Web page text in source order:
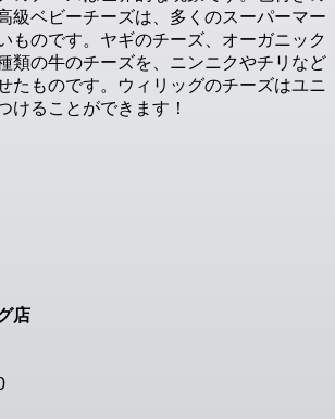
級ベビーチーズは、多くのスーパーマー
ものです。ヤギのチーズ、オーガニック
類の牛のチーズを、ニンニクやチリなど
たものです。ウィリッグのチーズはユニ
けることができます！
店